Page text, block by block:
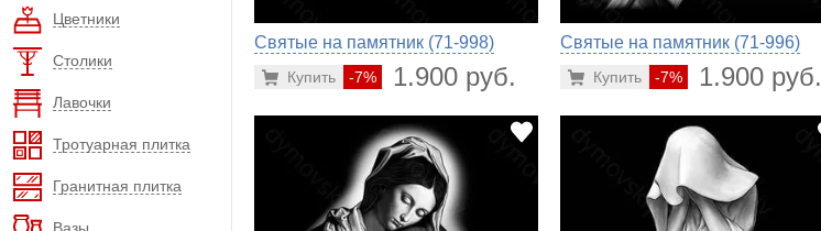
Цветники
Столики
Лавочки
Тротуарная плитка
Гранитная плитка
Вазы
Святые на памятник (71-998)
-7% 1.900 руб.
Купить
Святые на памятник (71-996)
-7% 1.900 руб.
Купить